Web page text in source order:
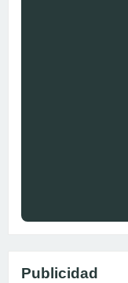
Publicidad